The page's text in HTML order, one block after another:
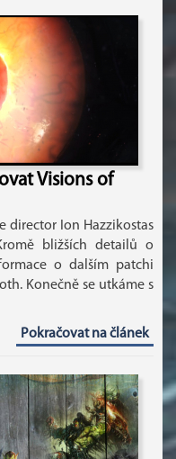
Visions of
director Ion Hazzikostas
bližších detailů o
o dalším patchi
Konečně se utkáme s
Pokračovat na článek